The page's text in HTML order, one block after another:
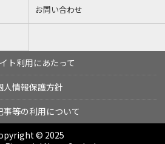
お問い合わせ
ト利用にあたって
人情報保護方針
事等の利用について
© 2025